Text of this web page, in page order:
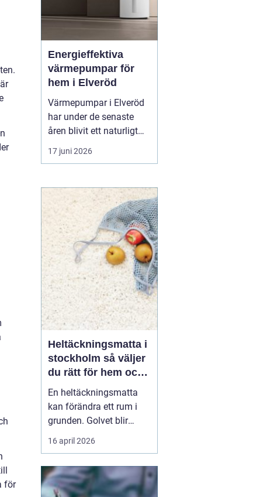
för
Energieffektiva
värmepumpar för
hem i Elveröd
Värmepumpar i Elveröd
har under de senaste
åren blivit ett naturligt
samtalsämne för
villaägare som vill
uppvärmningskostnader
med ett mer hållbart
energival. Många hus i
områ...
17 juni 2026
Heltäckningsmatta i
stockholm så väljer
du rätt för hem och
kontor
En heltäckningsmatta
kan förändra ett rum i
grunden. Golvet blir
mjukare, ljudnivån
sjunker och hela miljön
ombonad. I en storstad
som Stockholm, där
16 april 2026